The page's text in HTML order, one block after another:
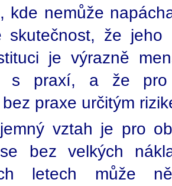
kde nemůže
že jeho
je výrazně
s praxí, a že
praxe určitým
vztah je pro
bez velkých
letech může